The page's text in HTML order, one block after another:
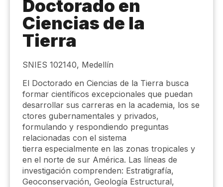
Doctorado en
Ciencias de la
Tierra
SNIES 102140, Medellín
El Doctorado en Ciencias de la Tierra busca
formar científicos excepcionales que puedan
desarrollar sus carreras en la academia, los se​
ctores gubernamentales y privados,
formulando y respondiendo preguntas
relacionadas con el sistema
tierra especialmente en las zonas tropicales y
en el norte de sur América. Las líneas de
investigación comprenden: Estratigrafía,
Geoconservación, Geología Estructural,